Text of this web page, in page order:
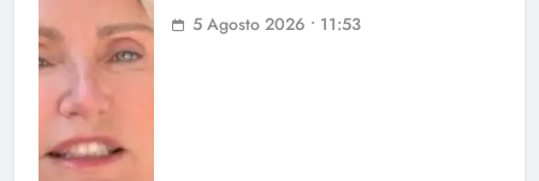
5 Agosto 2026 • 11:53